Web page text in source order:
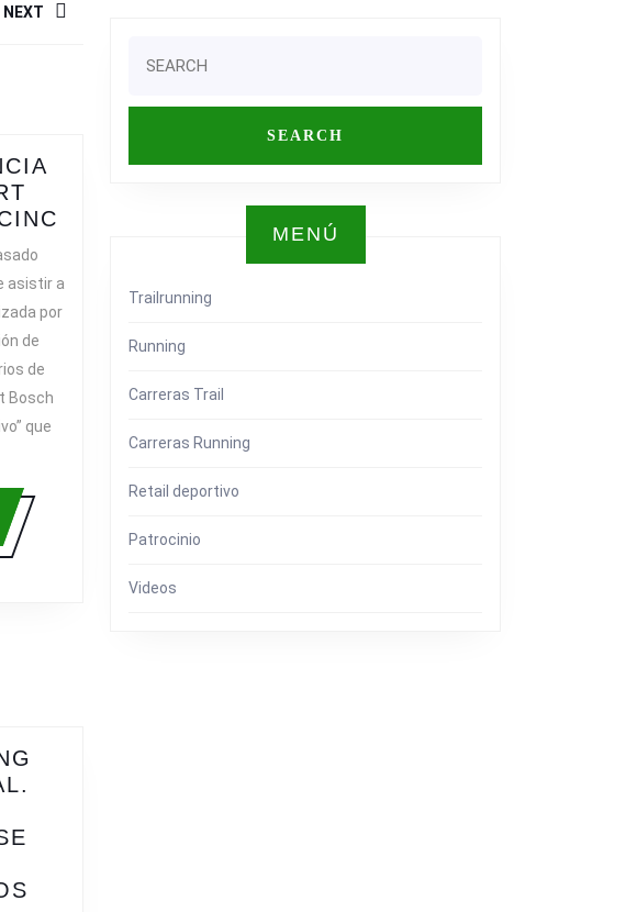
NEXT
BOSCH
EN
asistir a
por
de
de
Bosch
que
for:
MENÚ
Trailrunning
Running
Carreras Trail
Carreras Running
Retail deportivo
Patrocinio
Videos